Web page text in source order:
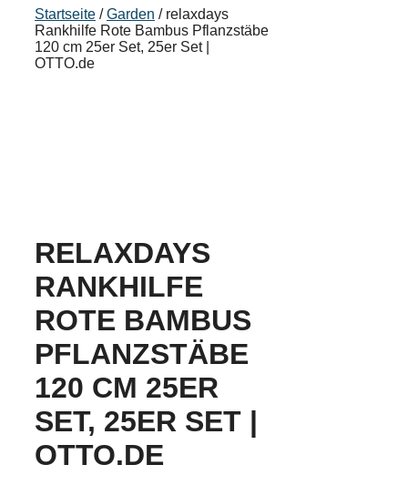
Startseite /Garden / relaxdays
Rankhilfe Rote Bambus Pflanzstäbe
120 cm 25er Set, 25er Set |
OTTO.de
RELAXDAYS
RANKHILFE
ROTE BAMBUS
PFLANZSTÄBE
120 CM 25ER
SET, 25ER SET |
OTTO.DE